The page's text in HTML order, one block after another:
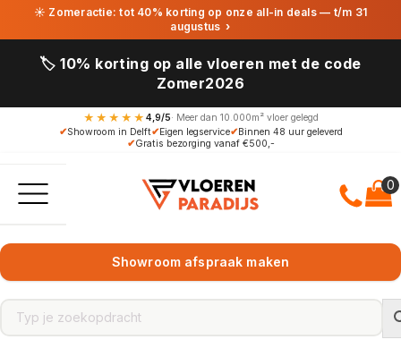
☀ Zomeractie: tot 40% korting op onze all-in deals — t/m 31
augustus ›
🏷️ 10% korting op alle vloeren met de code
Zomer2026
★★★★★ 4,9/5· Meer dan 10.000m² vloer gelegd
✔Showroom in Delft✔Eigen legservice✔Binnen 48 uur geleverd
✔Gratis bezorging vanaf €500,-
Showroom afspraak maken